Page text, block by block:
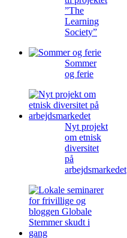
”The
Learning
Society”
Sommer
og ferie
Nyt projekt
om etnisk
diversitet
på
arbejdsmarkedet